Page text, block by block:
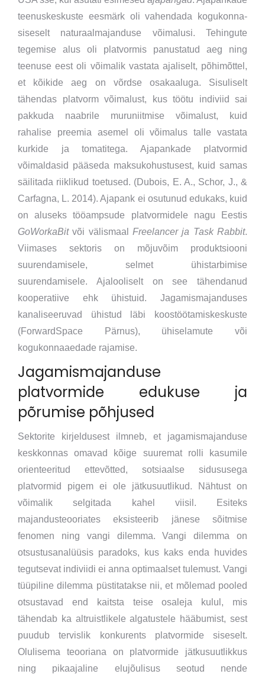
teenuskeskuste eesmärk oli vahendada kogukonna-
siseselt naturaalmajanduse võimalusi. Tehingute
tegemise alus oli platvormis panustatud aeg ning
teenuse eest oli võimalik vastata ajaliselt, põhimõttel,
et kõikide aeg on võrdse osakaaluga. Sisuliselt
tähendas platvorm võimalust, kus töötu indiviid sai
pakkuda naabrile muruniitmise võimalust, kuid
rahalise preemia asemel oli võimalus talle vastata
kurkide ja tomatitega. Ajapankade platvormid
võimaldasid pääseda maksukohustusest, kuid samas
säilitada riiklikud toetused. (Dubois, E. A., Schor, J., &
Carfagna, L. 2014). Ajapank ei osutunud edukaks, kuid
on aluseks tööampsude platvormidele nagu Eestis
GoWorkaBitvõi välismaal Freelancer ja Task Rabbit.
Viimases sektoris on mõjuvõim produktsiooni
suurendamisele, selmet ühistarbimise
suurendamisele. Ajalooliselt on see tähendanud
kooperatiive ehk ühistuid. Jagamismajanduses
kanaliseeruvad ühistud läbi koostöötamiskeskuste
(ForwardSpace Pärnus), ühiselamute või
kogukonnaaedade rajamise.
Jagamismajanduse
platvormide edukuse ja
põrumise põhjused
Sektorite kirjeldusest ilmneb, et jagamismajanduse
keskkonnas omavad kõige suuremat rolli kasumile
orienteeritud ettevõtted, sotsiaalse sidususega
platvormid pigem ei ole jätkusuutlikud. Nähtust on
võimalik selgitada kahel viisil. Esiteks
majandusteooriates eksisteerib jänese sõitmise
fenomen ning vangi dilemma. Vangi dilemma on
otsustusanalüüsis paradoks, kus kaks enda huvides
tegutsevat indiviidi ei anna optimaalset tulemust. Vangi
tüüpiline dilemma püstitatakse nii, et mõlemad pooled
otsustavad end kaitsta teise osaleja kulul, mis
tähendab ka altruistlikele algatustele hääbumist, sest
puudub tervislik konkurents platvormide siseselt.
Olulisema teooriana on platvormide jätkusuutlikkus
ning pikaajaline elujõulisus seotud nende